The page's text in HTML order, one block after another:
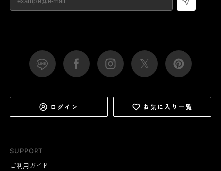
SUPPORT
ご利用ガイド
ログイン お気に入り一覧